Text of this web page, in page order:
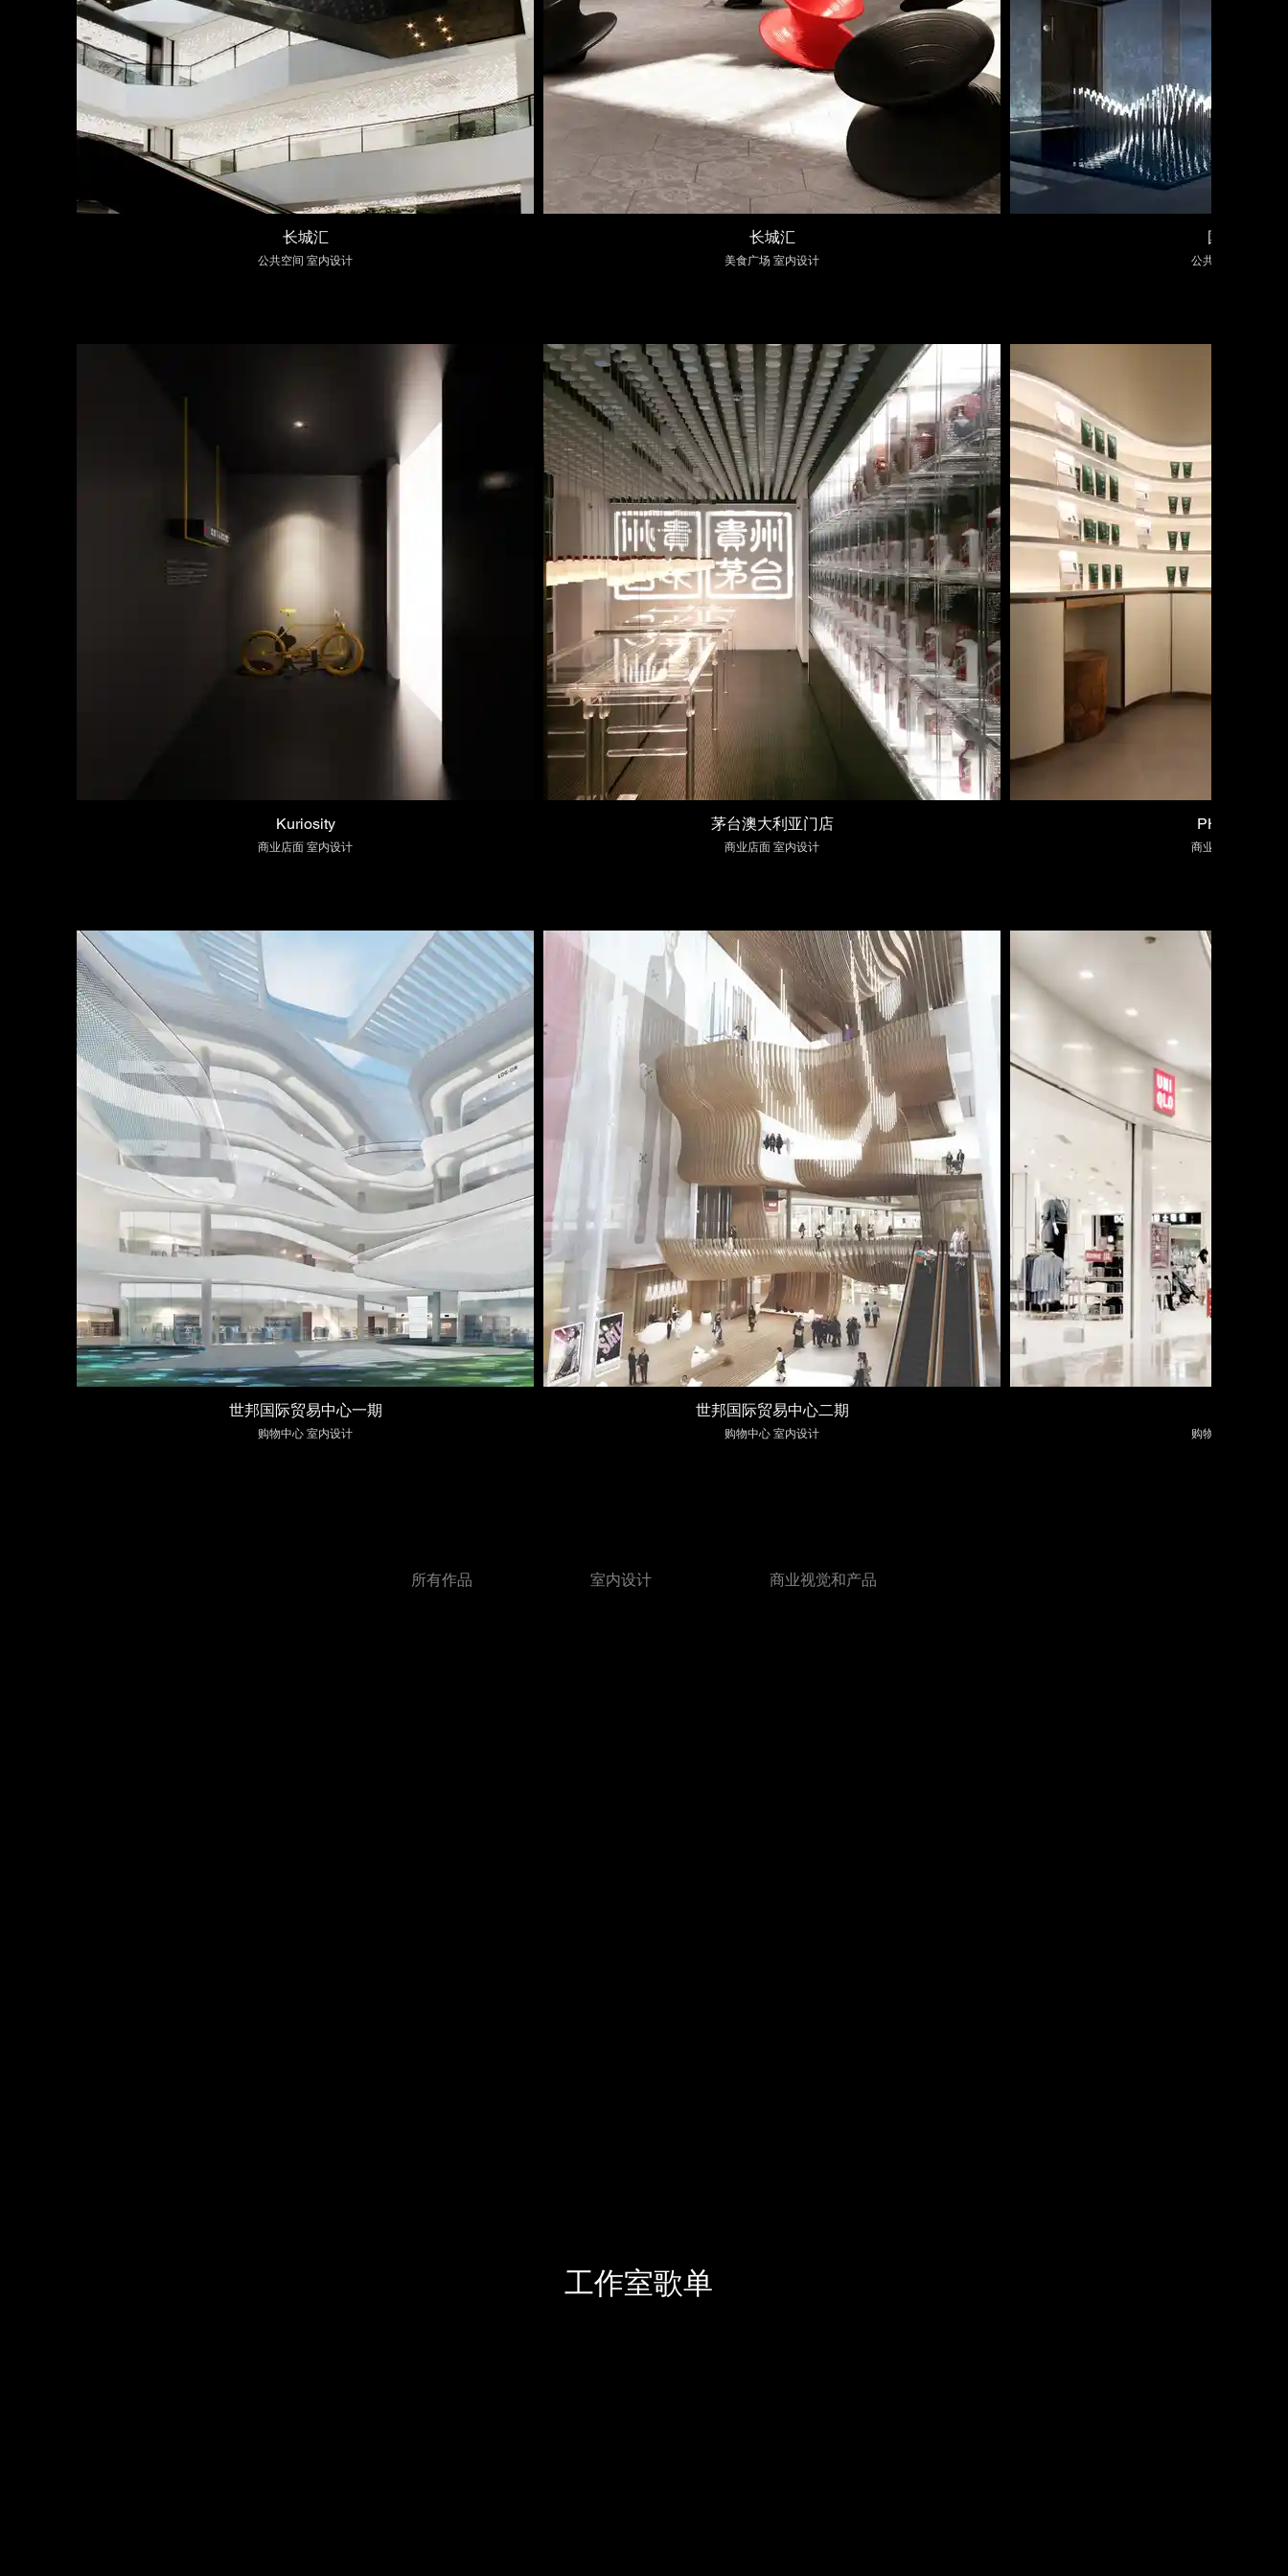
长城汇
公共空间 室内设计
长城汇
美食广场 室内设计
国采中心
公共空间 室内设计
Kuriosity
商业店面 室内设计
茅台澳大利亚门店
商业店面 室内设计
PHB 皇室堡
商业店面 室内设计
世邦国际贸易中心一期
购物中心 室内设计
世邦国际贸易中心二期
购物中心 室内设计 购物中心 室内设计
所有作品 室内设计 商业视觉和产品
​工作室歌单